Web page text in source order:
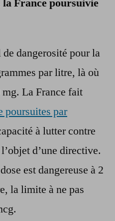
France poursuivie
dangerosité pour la
par litre, là où
La France fait
poursuites par
à lutter contre
d’une directive.
est dangereuse à 2
la limite à ne pas